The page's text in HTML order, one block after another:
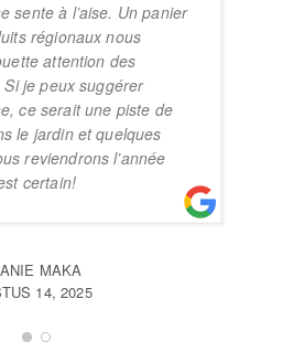
sente à l’aise. Un panier
régionaux nous
attention des
je peux suggérer
ce serait une piste de
le jardin et quelques
reviendrons l’année
certain!
MAKA
14, 2025